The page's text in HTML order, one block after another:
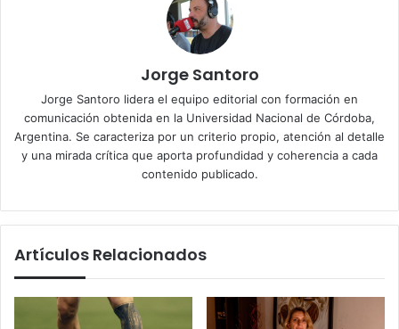
Jorge Santoro
Jorge Santoro lidera el equipo editorial con formación en
comunicación obtenida en la Universidad Nacional de Córdoba,
Argentina. Se caracteriza por un criterio propio, atención al detalle
y una mirada crítica que aporta profundidad y coherencia a cada
contenido publicado.
Artículos Relacionados